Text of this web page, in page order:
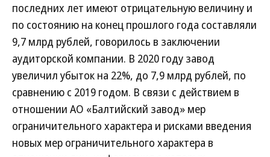
последних лет имеют отрицательную величину и
по состоянию на конец прошлого года составляли
9,7 млрд рублей, говорилось в заключении
аудиторской компании. В 2020 году завод
увеличил убыток на 22%, до 7,9 млрд рублей, по
сравнению с 2019 годом. В связи с действием в
отношении АО «Балтийский завод» мер
ограничительного характера и рисками введения
новых мер ограничительного характера в